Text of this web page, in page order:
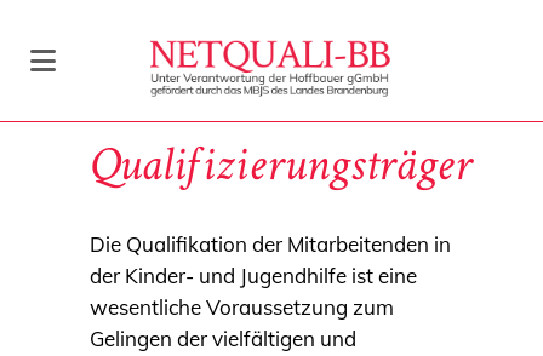
Qualifizierungsträger
Die Qualifikation der Mitarbeitenden in
der Kinder- und Jugendhilfe ist eine
wesentliche Voraussetzung zum
Gelingen der vielfältigen und